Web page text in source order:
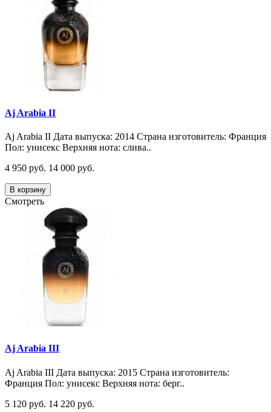
Aj Arabia II
Aj Arabia II Дата выпуска: 2014 Страна изготовитель: Франция
Пол: унисекс Верхняя нота: слива..
4 950 руб. 14 000 руб.
В корзину
Смотреть
Aj Arabia III
Aj Arabia III Дата выпуска: 2015 Страна изготовитель:
Франция Пол: унисекс Верхняя нота: берг..
5 120 руб. 14 220 руб.